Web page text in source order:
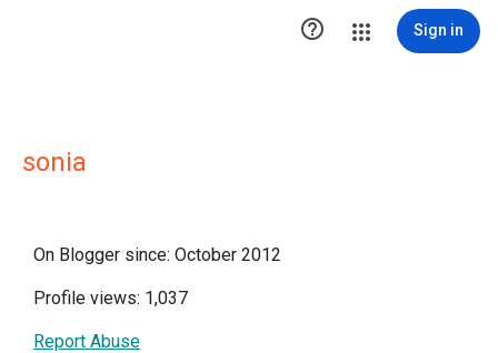
 Sign in
sonia
On Blogger since: October 2012
Profile views: 1,037
Report Abuse